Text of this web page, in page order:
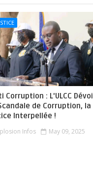
Corruption : L'ULCC
de Corruption, la
Interpellée !
Infos May 09, 2025